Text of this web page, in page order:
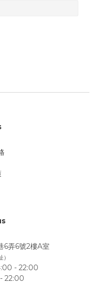
6弄6號2樓A室
- 22:00
22:00